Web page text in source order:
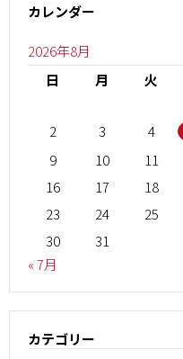
カレンダー
2026年8月
日
月 火
2
3 4
9
10 11
16
17 18
23
24 25
30
31
« 7月
カテゴリー